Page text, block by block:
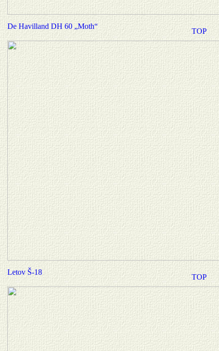
TOP
De Havilland DH 60 „Moth“
TOP
Letov Š-18